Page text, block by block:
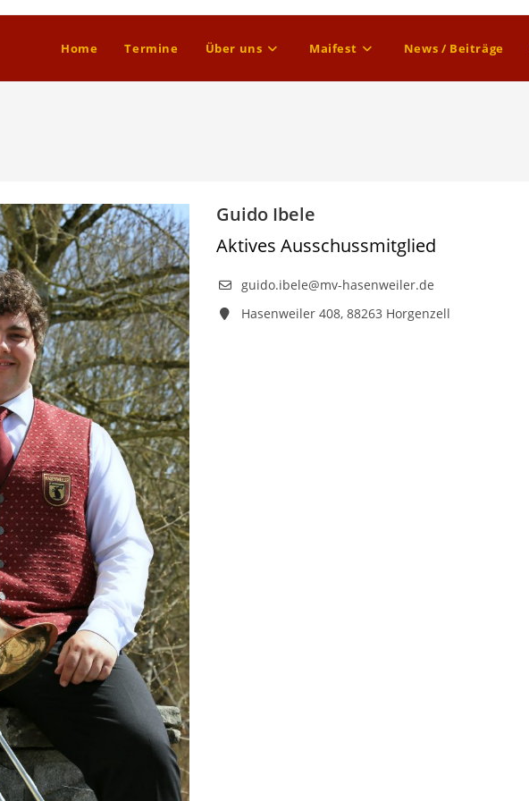
Home Termine Über uns Maifest News / Beiträge
Guido Ibele
Aktives Ausschussmitglied
guido.ibele@mv-hasenweiler.de
Hasenweiler 408, 88263 Horgenzell